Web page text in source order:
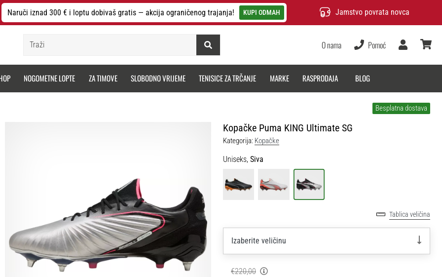
Naruči iznad 300 € i loptu dobivaš gratis — akcija ograničenog trajanja! KUPI ODMAH Jamstvo povrata novca
O nama Pomoć
Korisnik
NOGOMETNE LOPTE ZA TIMOVE SLOBODNO VRIJEME TENISICE ZA TRČANJE MARKE RASPRODAJA BLOG
Besplatna dostava
Kopačke Puma KING Ultimate SG
Kategorija: Kopačke
Uniseks, Siva
Tablica veličina
Izaberite veličinu
€220,00